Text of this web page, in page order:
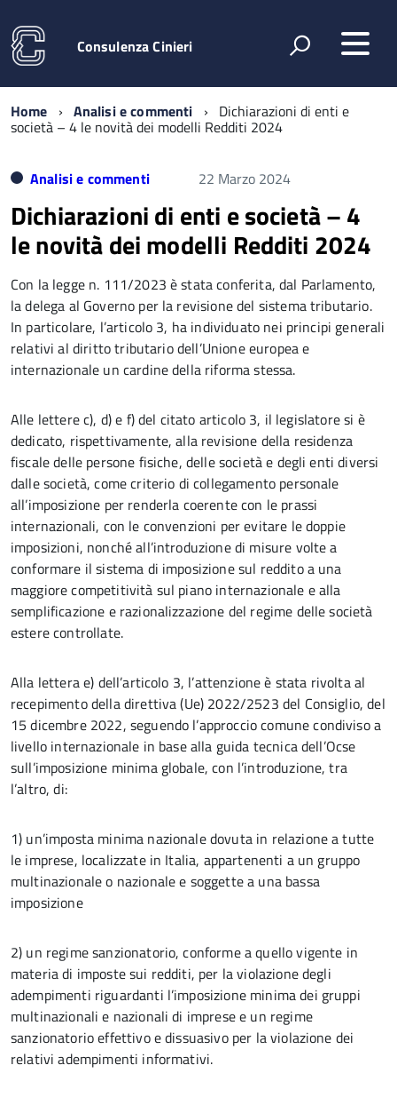
Consulenza Cinieri
Home Analisi e commenti Dichiarazioni di enti e
società – 4 le novità dei modelli Redditi 2024
Analisi e commenti 22 Marzo 2024
Dichiarazioni di enti e società – 4
le novità dei modelli Redditi 2024
Con la legge n. 111/2023 è stata conferita, dal Parlamento,
la delega al Governo per la revisione del sistema tributario.
In particolare, l’articolo 3, ha individuato nei principi generali
relativi al diritto tributario dell’Unione europea e
internazionale un cardine della riforma stessa.
Alle lettere c), d) e f) del citato articolo 3, il legislatore si è
dedicato, rispettivamente, alla revisione della residenza
fiscale delle persone fisiche, delle società e degli enti diversi
dalle società, come criterio di collegamento personale
all’imposizione per renderla coerente con le prassi
internazionali, con le convenzioni per evitare le doppie
imposizioni, nonché all’introduzione di misure volte a
conformare il sistema di imposizione sul reddito a una
maggiore competitività sul piano internazionale e alla
semplificazione e razionalizzazione del regime delle società
estere controllate.
Alla lettera e) dell’articolo 3, l’attenzione è stata rivolta al
recepimento della direttiva (Ue) 2022/2523 del Consiglio, del
15 dicembre 2022, seguendo l’approccio comune condiviso a
livello internazionale in base alla guida tecnica dell’Ocse
sull’imposizione minima globale, con l’introduzione, tra
l’altro, di:
1) un’imposta minima nazionale dovuta in relazione a tutte
le imprese, localizzate in Italia, appartenenti a un gruppo
multinazionale o nazionale e soggette a una bassa
imposizione
2) un regime sanzionatorio, conforme a quello vigente in
materia di imposte sui redditi, per la violazione degli
adempimenti riguardanti l’imposizione minima dei gruppi
multinazionali e nazionali di imprese e un regime
sanzionatorio effettivo e dissuasivo per la violazione dei
relativi adempimenti informativi.